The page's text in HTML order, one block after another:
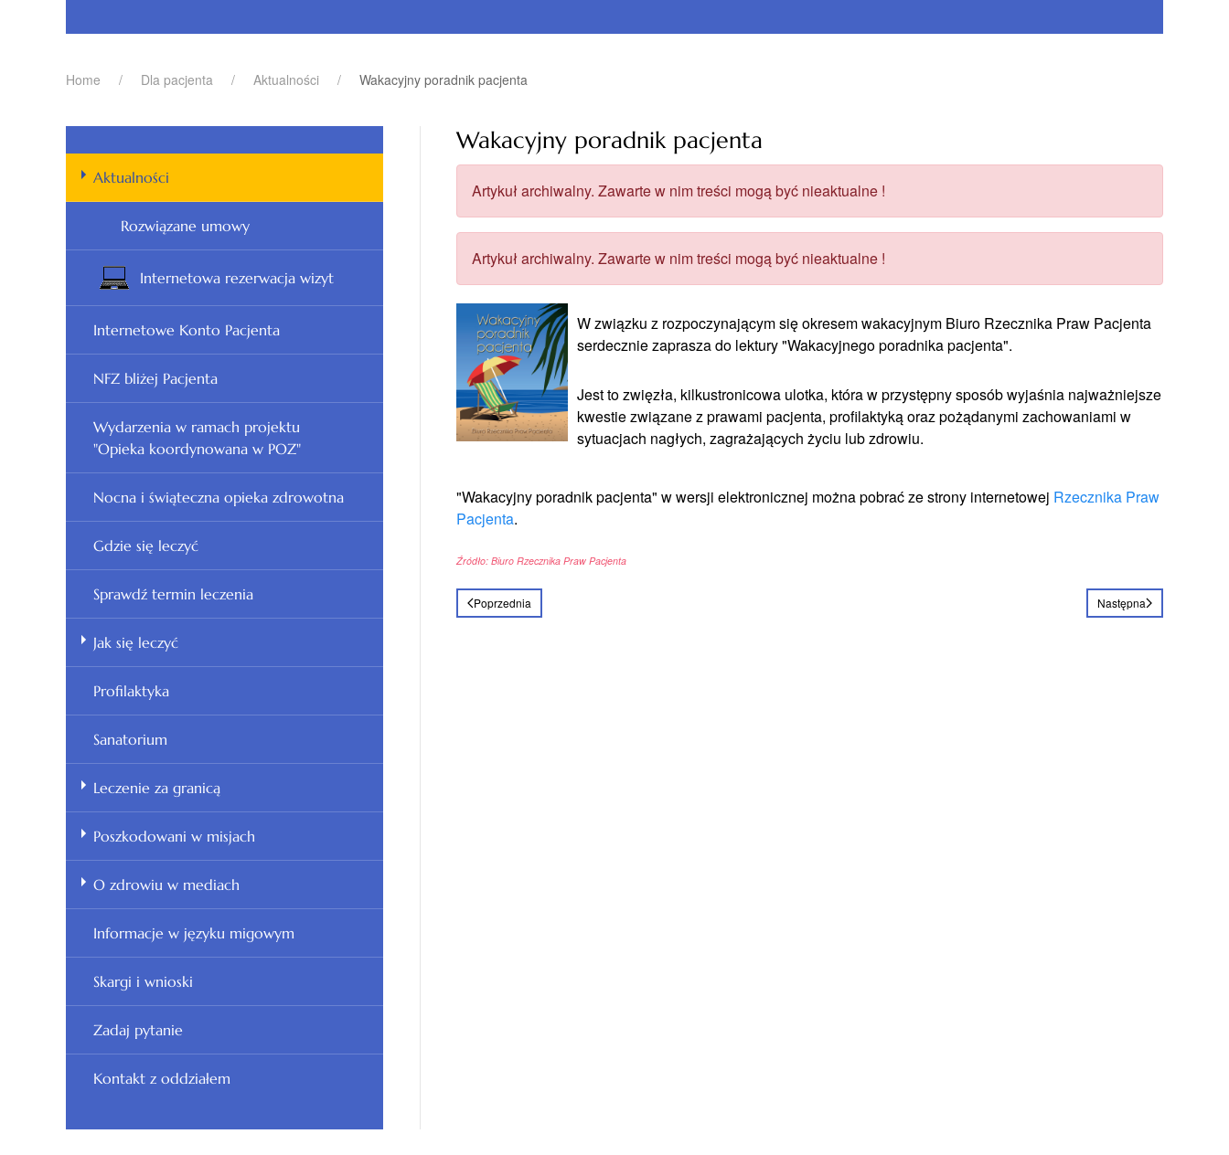
Home Dla pacjenta Aktualności Wakacyjny poradnik pacjenta
Wakacyjny poradnik pacjenta
Artykuł archiwalny. Zawarte w nim treści mogą być nieaktualne !
Artykuł archiwalny. Zawarte w nim treści mogą być nieaktualne !
W związku z rozpoczynającym się okresem wakacyjnym Biuro Rzecznika Praw Pacjenta
serdecznie zaprasza do lektury "Wakacyjnego poradnika pacjenta".
Jest to zwięzła, kilkustronicowa ulotka, która w przystępny sposób wyjaśnia najważniejsze
kwestie związane z prawami pacjenta, profilaktyką oraz pożądanymi zachowaniami w
sytuacjach nagłych, zagrażających życiu lub zdrowiu.
"Wakacyjny poradnik pacjenta" w wersji elektronicznej można pobrać ze strony internetowej Rzecznika Praw
Pacjenta.
Źródło: Biuro Rzecznika Praw Pacjenta
Poprzednia Następna
Aktualności
Rozwiązane umowy
Internetowa rezerwacja wizyt
Internetowe Konto Pacjenta
NFZ bliżej Pacjenta
Wydarzenia w ramach projektu
"Opieka koordynowana w POZ"
Nocna i świąteczna opieka zdrowotna
Gdzie się leczyć
Sprawdź termin leczenia
Jak się leczyć
Profilaktyka
Sanatorium
Leczenie za granicą
Poszkodowani w misjach
O zdrowiu w mediach
Informacje w języku migowym
Skargi i wnioski
Zadaj pytanie
Kontakt z oddziałem